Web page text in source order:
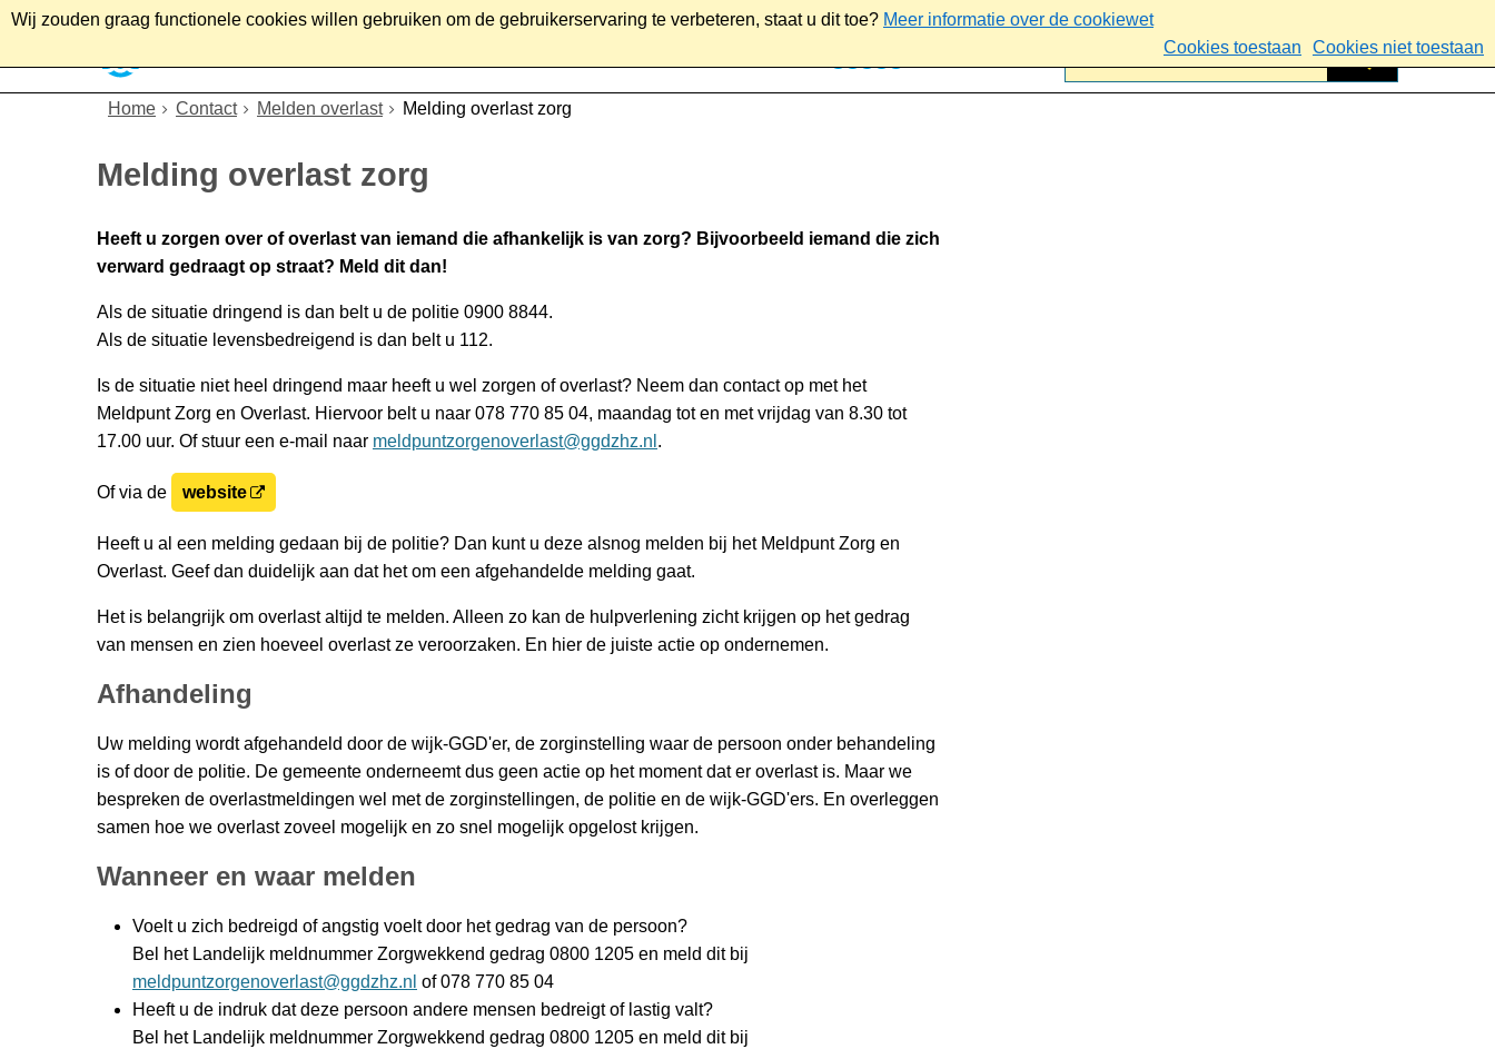
Wij zouden graag functionele cookies willen gebruiken om de gebruikerservaring te verbeteren, staat u dit toe? Meer informatie over de cookiewet
Cookies toestaan
Cookies niet toestaan
Home Contact Melden overlast Melding overlast zorg
Melding overlast zorg
Heeft u zorgen over of overlast van iemand die afhankelijk is van zorg? Bijvoorbeeld iemand die zich
verward gedraagt op straat? Meld dit dan!
Als de situatie dringend is dan belt u de politie 0900 8844.
Als de situatie levensbedreigend is dan belt u 112.
Is de situatie niet heel dringend maar heeft u wel zorgen of overlast? Neem dan contact op met het
Meldpunt Zorg en Overlast. Hiervoor belt u naar 078 770 85 04, maandag tot en met vrijdag van 8.30 tot
17.00 uur. Of stuur een e-mail naar meldpuntzorgenoverlast@ggdzhz.nl .
Of via de website
Heeft u al een melding gedaan bij de politie? Dan kunt u deze alsnog melden bij het Meldpunt Zorg en
Overlast. Geef dan duidelijk aan dat het om een afgehandelde melding gaat.
Het is belangrijk om overlast altijd te melden. Alleen zo kan de hulpverlening zicht krijgen op het gedrag
van mensen en zien hoeveel overlast ze veroorzaken. En hier de juiste actie op ondernemen.
Afhandeling
Uw melding wordt afgehandeld door de wijk-GGD'er, de zorginstelling waar de persoon onder behandeling
is of door de politie. De gemeente onderneemt dus geen actie op het moment dat er overlast is. Maar we
bespreken de overlastmeldingen wel met de zorginstellingen, de politie en de wijk-GGD'ers. En overleggen
samen hoe we overlast zoveel mogelijk en zo snel mogelijk opgelost krijgen.
Wanneer en waar melden
Voelt u zich bedreigd of angstig voelt door het gedrag van de persoon?
Bel het Landelijk meldnummer Zorgwekkend gedrag 0800 1205 en meld dit bij
meldpuntzorgenoverlast@ggdzhz.nl of 078 770 85 04
Heeft u de indruk dat deze persoon andere mensen bedreigt of lastig valt?
Bel het Landelijk meldnummer Zorgwekkend gedrag 0800 1205 en meld dit bij